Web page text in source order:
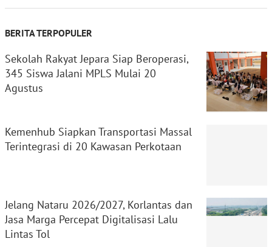
BERITA TERPOPULER
Sekolah Rakyat Jepara Siap Beroperasi,
345 Siswa Jalani MPLS Mulai 20
Agustus
Kemenhub Siapkan Transportasi Massal
Terintegrasi di 20 Kawasan Perkotaan
Jelang Nataru 2026/2027, Korlantas dan
Jasa Marga Percepat Digitalisasi Lalu
Lintas Tol